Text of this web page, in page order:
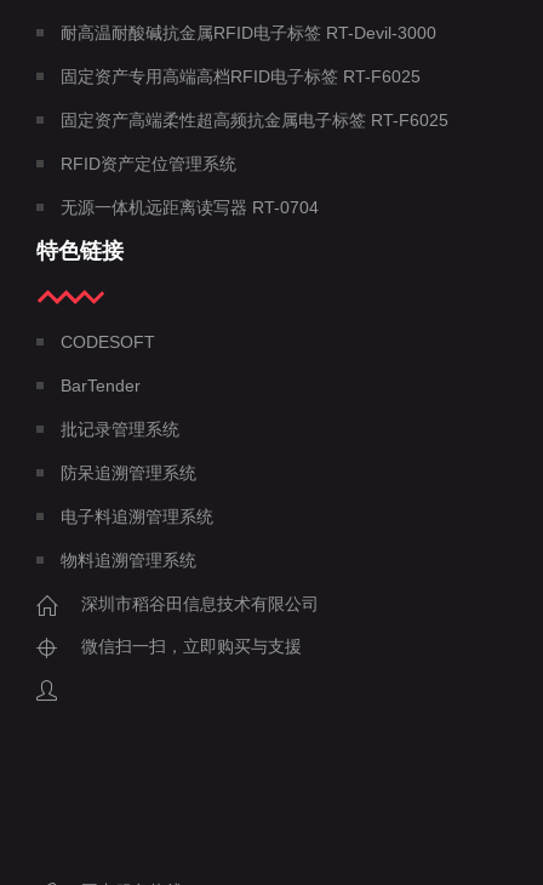
耐高温耐酸碱抗金属RFID电子标签 RT-Devil-3000
固定资产专用高端高档RFID电子标签 RT-F6025
固定资产高端柔性超高频抗金属电子标签 RT-F6025
RFID资产定位管理系统
无源一体机远距离读写器 RT-0704
特色链接
CODESOFT
BarTender
批记录管理系统
防呆追溯管理系统
电子料追溯管理系统
物料追溯管理系统
深圳市稻谷田信息技术有限公司
微信扫一扫，立即购买与支援